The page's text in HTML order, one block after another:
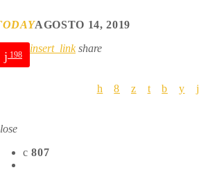
AGOSTO 14, 2019
198
insert_link share
807